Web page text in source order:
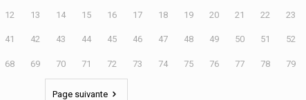
12 13 14 15 16 17 18 19 20 21 22 23
41 42 43 44 45 46 47 48 49 50 51 52
68 69 70 71 72 73 74 75 76 77 78 79
Page suivante